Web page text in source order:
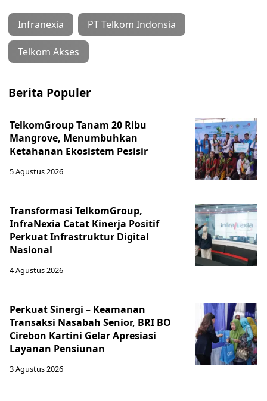
Infranexia PT Telkom Indonsia
Telkom Akses
Berita Populer
TelkomGroup Tanam 20 Ribu
Mangrove, Menumbuhkan
Ketahanan Ekosistem Pesisir
5 Agustus 2026
Transformasi TelkomGroup,
InfraNexia Catat Kinerja Positif
Perkuat Infrastruktur Digital
Nasional
4 Agustus 2026
Perkuat Sinergi – Keamanan
Transaksi Nasabah Senior, BRI BO
Cirebon Kartini Gelar Apresiasi
Layanan Pensiunan
3 Agustus 2026